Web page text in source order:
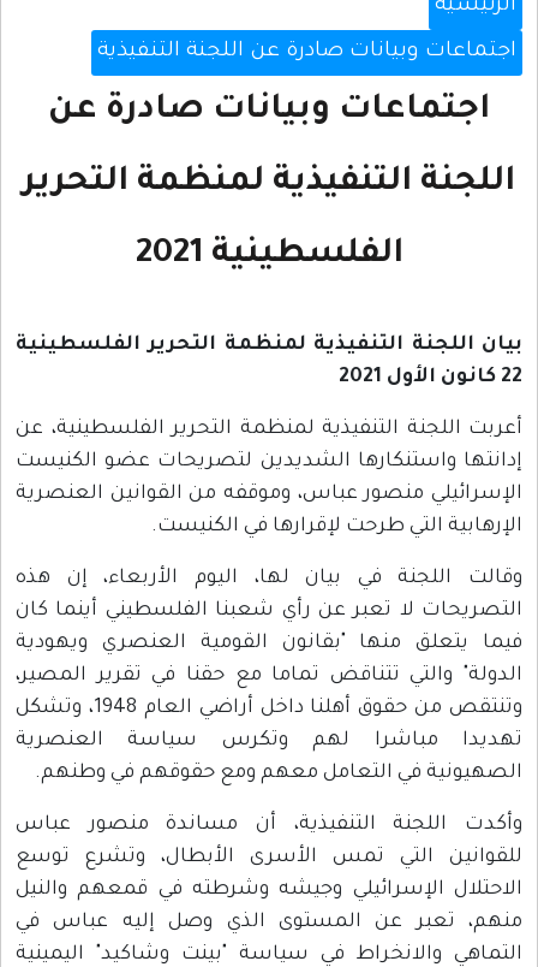
الرئيسية
اجتماعات وبيانات صادرة عن اللجنة التنفيذية
اجتماعات وبيانات صادرة عن
اللجنة التنفيذية لمنظمة التحرير
الفلسطينية 2021
بيان اللجنة التنفيذية لمنظمة التحرير الفلسطينية
22 كانون الأول 2021
أعربت اللجنة التنفيذية لمنظمة التحرير الفلسطينية، عن
إدانتها واستنكارها الشديدين لتصريحات عضو الكنيست
الإسرائيلي منصور عباس، وموقفه من القوانين العنصرية
الإرهابية التي طرحت لإقرارها في الكنيست.
وقالت اللجنة في بيان لها، اليوم الأربعاء، إن هذه
التصريحات لا تعبر عن رأي شعبنا الفلسطيني أينما كان
فيما يتعلق منها "بقانون القومية العنصري ويهودية
الدولة" والتي تتناقض تماما مع حقنا في تقرير المصير،
وتنتقص من حقوق أهلنا داخل أراضي العام 1948، وتشكل
تهديدا مباشرا لهم وتكرس سياسة العنصرية
الصهيونية في التعامل معهم ومع حقوقهم في وطنهم.
وأكدت اللجنة التنفيذية، أن مساندة منصور عباس
للقوانين التي تمس الأسرى الأبطال، وتشرع توسع
الاحتلال الإسرائيلي وجيشه وشرطته في قمعهم والنيل
منهم، تعبر عن المستوى الذي وصل إليه عباس في
التماهي والانخراط في سياسة "بينت وشاكيد" اليمينية